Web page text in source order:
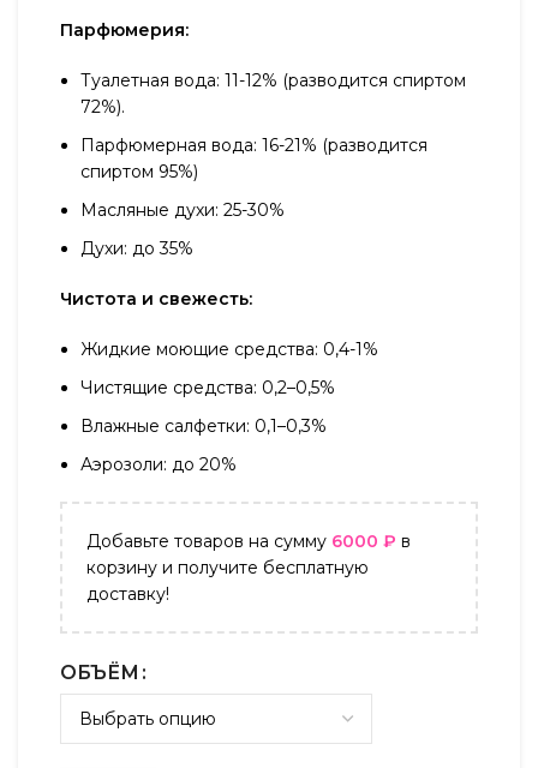
Парфюмерия:
Туалетная вода: 11-12% (разводится спиртом
72%).
Парфюмерная вода: 16-21% (разводится
спиртом 95%)
Масляные духи: 25-30%
Духи: до 35%
Чистота и свежесть:
Жидкие моющие средства: 0,4-1%
Чистящие средства: 0,2–0,5%
Влажные салфетки: 0,1–0,3%
Аэрозоли: до 20%
Добавьте товаров на сумму 6000 ₽ в
корзину и получите бесплатную
доставку!
ОБЪЁМ